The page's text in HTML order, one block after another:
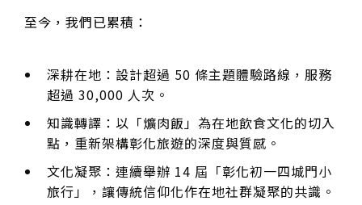
至今，我們已累積：
深耕在地：設計超過 50 條主題體驗路線，服務
超過 30,000 人次。
知識轉譯：以「爌肉飯」為在地飲食文化的切入
點，重新架構彰化旅遊的深度與質感。
文化凝聚：連續舉辦 14 屆「彰化初一四城門小
旅行」，讓傳統信仰化作在地社群凝聚的共識。